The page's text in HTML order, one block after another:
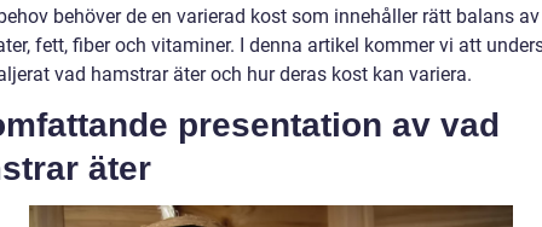
behöver de en varierad kost som innehåller rätt balans
fett, fiber och vitaminer. I denna artikel kommer vi att
vad hamstrar äter och hur deras kost kan variera.
presentation av vad
äter